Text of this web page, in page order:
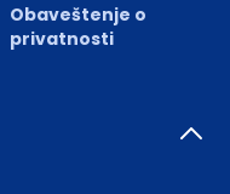
Obaveštenje o
privatnosti